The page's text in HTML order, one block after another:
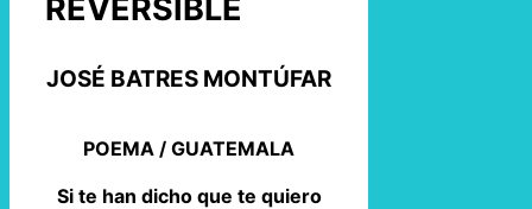
REVERSIBLE
JOSÉ BATRES MONTÚFAR
POEMA / GUATEMALA
Si te han dicho que te quiero